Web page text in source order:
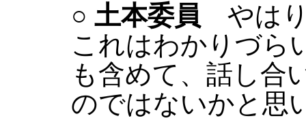
○土本委員
やは
これはわかりづら
も含めて、話し合
のではないかと思